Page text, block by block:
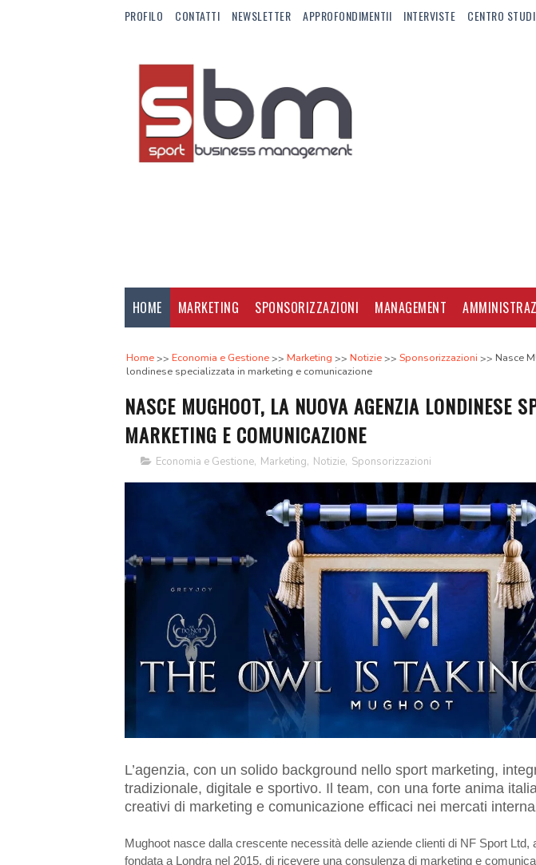
PROFILO CONTATTI NEWSLETTER APPROFONDIMENTII INTERVISTE CENTRO STUDI
HOME MARKETING SPONSORIZZAZIONI MANAGEMENT
Home Economia e Gestione Marketing Notizie Sponsorizzazioni
Nasce
londinese specializzata in marketing e comunicazione
NASCE MUGHOOT, LA NUOVA AGENZIA LONDINESE
MARKETING E COMUNICAZIONE
Economia e Gestione, Marketing, Notizie, Sponsorizzazioni
L’agenzia, con un solido background nello sport marketing,
tradizionale, digitale e sportivo. Il team, con una forte anima
creativi di marketing e comunicazione efficaci nei mercati
Mughoot nasce dalla crescente necessità delle aziende clienti di NF Sport Ltd,
fondata a Londra nel 2015, di ricevere una consulenza di marketing e